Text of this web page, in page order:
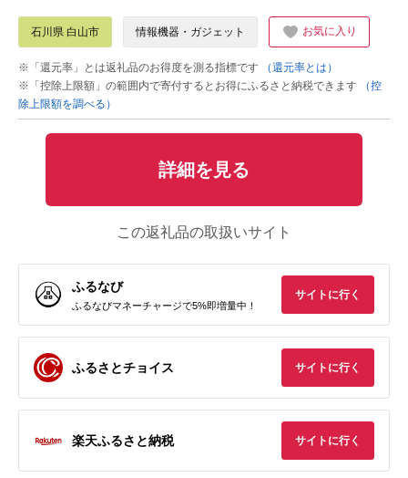
石川県 白山市 情報機器・ガジェット お気に入り
※「還元率」とは返礼品のお得度を測る指標です
（還元率とは）
※「控除上限額」の範囲内で寄付するとお得にふるさと納税できます
（控
除上限額を調べる）
詳細を見る
この返礼品の取扱いサイト
ふるなび
ふるなびマネーチャージで5%即増量中！
サイトに行く
ふるさとチョイス サイトに行く
楽天ふるさと納税 サイトに行く